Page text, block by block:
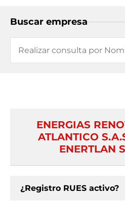
Buscar empresa
ENERGIAS
ATLANTICO
ENERTLAN
¿Registro RUES activo?